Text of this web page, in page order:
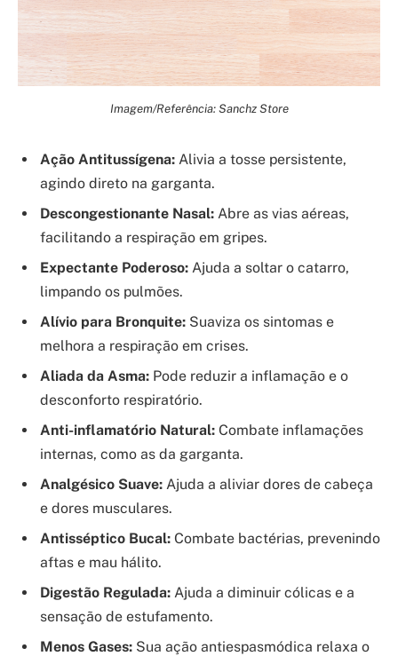
Imagem/Referência: Sanchz Store
Ação Antitussígena: Alivia a tosse persistente,
agindo direto na garganta.
Descongestionante Nasal: Abre as vias aéreas,
facilitando a respiração em gripes.
Expectante Poderoso: Ajuda a soltar o catarro,
limpando os pulmões.
Alívio para Bronquite: Suaviza os sintomas e
melhora a respiração em crises.
Aliada da Asma: Pode reduzir a inflamação e o
desconforto respiratório.
Anti-inflamatório Natural: Combate inflamações
internas, como as da garganta.
Analgésico Suave: Ajuda a aliviar dores de cabeça
e dores musculares.
Antisséptico Bucal: Combate bactérias, prevenindo
aftas e mau hálito.
Digestão Regulada: Ajuda a diminuir cólicas e a
sensação de estufamento.
Menos Gases: Sua ação antiespasmódica relaxa o